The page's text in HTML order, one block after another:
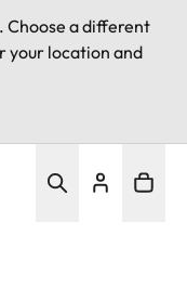
. Choose a different
your location and